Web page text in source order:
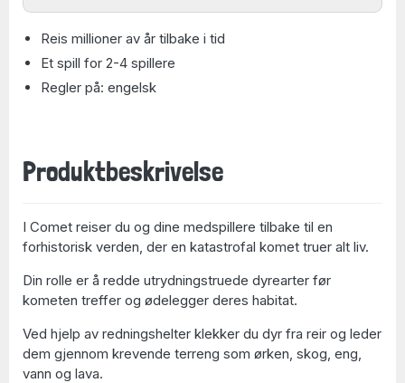
Reis millioner av år tilbake i tid
Et spill for 2-4 spillere
Regler på: engelsk
Produktbeskrivelse
I Comet reiser du og dine medspillere tilbake til en
forhistorisk verden, der en katastrofal komet truer alt liv.
Din rolle er å redde utrydningstruede dyrearter før
kometen treffer og ødelegger deres habitat.
Ved hjelp av redningshelter klekker du dyr fra reir og leder
dem gjennom krevende terreng som ørken, skog, eng,
vann og lava.